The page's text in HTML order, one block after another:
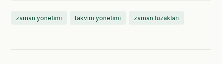
zaman yönetimi takvim yönetimi zaman tuzakları